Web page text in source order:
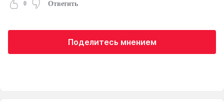
0 Ответить
Поделитесь мнением